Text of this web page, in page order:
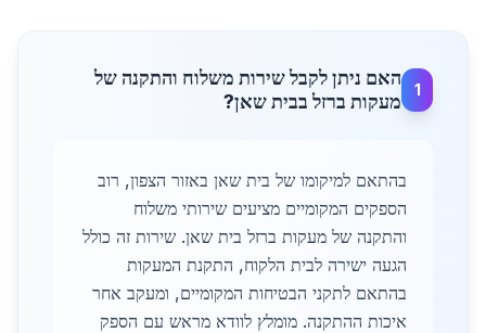
1
האם ניתן לקבל שירות משלוח והתקנה של
מעקות ברזל בבית שאן?
בהתאם למיקומו של בית שאן באזור הצפון, רוב
הספקים המקומיים מציעים שירותי משלוח
והתקנה של מעקות ברזל בית שאן. שירות זה כולל
הגעה ישירה לבית הלקוח, התקנת המעקות
בהתאם לתקני הבטיחות המקומיים, ומעקב אחר
איכות ההתקנה. מומלץ לוודא מראש עם הספק